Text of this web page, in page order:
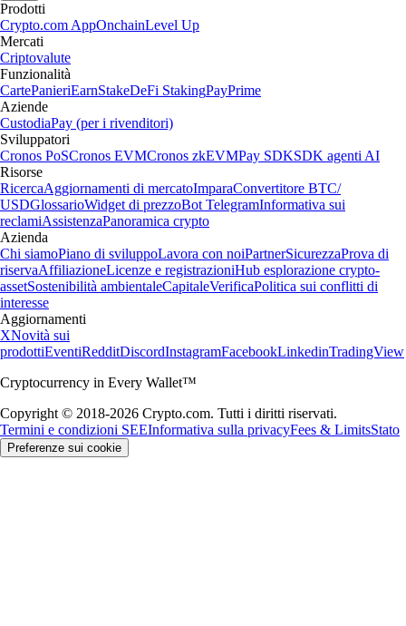
Prodotti
Crypto.com AppOnchainLevel Up
Mercati
Criptovalute
Funzionalità
CartePanieriEarnStakeDeFi StakingPayPrime
Aziende
CustodiaPay (per i rivenditori)
Sviluppatori
Cronos PoSCronos EVMCronos zkEVMPay SDKSDK agenti AI
Risorse
RicercaAggiornamenti di mercatoImparaConvertitore BTC/
USDGlossarioWidget di prezzoBot TelegramInformativa sui
reclamiAssistenzaPanoramica crypto
Azienda
Chi siamoPiano di sviluppoLavora con noiPartnerSicurezzaProva di
riservaAffiliazioneLicenze e registrazioniHub esplorazione crypto-
assetSostenibilità ambientaleCapitaleVerificaPolitica sui conflitti di
interesse
Aggiornamenti
XNovità sui
prodottiEventiRedditDiscordInstagramFacebookLinkedinTradingView
Cryptocurrency in Every Wallet™
Copyright © 2018-2026 Crypto.com. Tutti i diritti riservati.
Termini e condizioni SEEInformativa sulla privacyFees & LimitsStato
Preferenze sui cookie